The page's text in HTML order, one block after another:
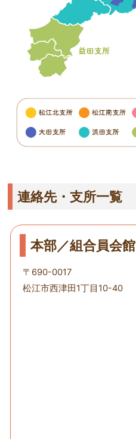
連絡先・支所一覧
本部／組合員会館
〒690-0017
松江市西津田1丁目10-40